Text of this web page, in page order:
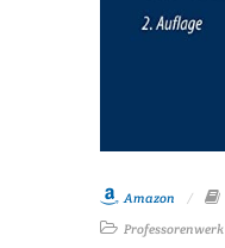
Amazon
Professorenwerk